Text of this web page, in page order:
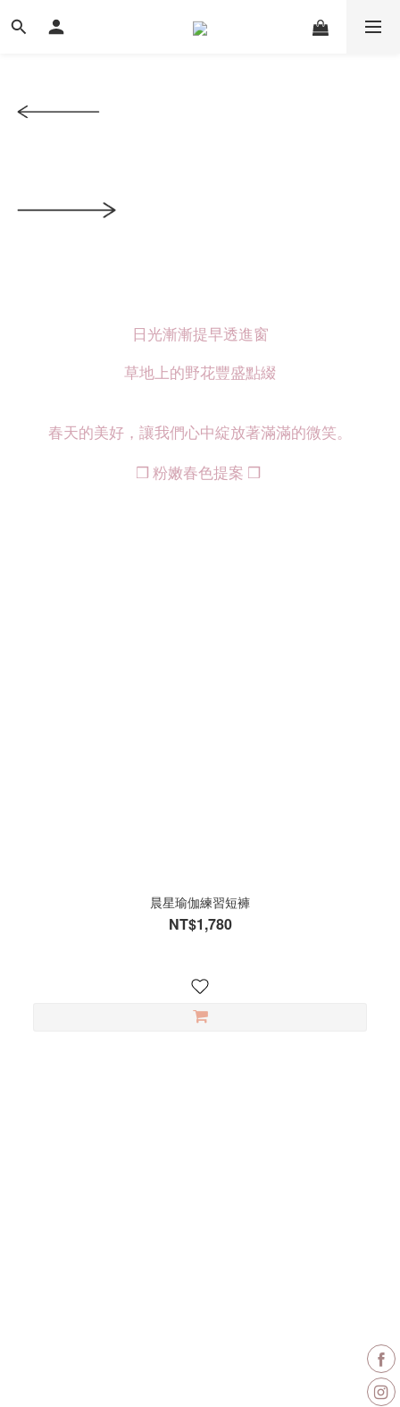
日光漸漸提早透進窗
草地上的野花豐盛點綴
春天的美好，讓我們心中綻放著滿滿的微笑。
❒ 粉嫩春色提案 ❒
晨星瑜伽練習短褲
NT$1,780